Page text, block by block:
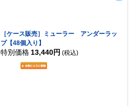
［ケース販売］ミューラー アンダーラッ
プ【48個入り】
特別価格 13,440円 (税込)